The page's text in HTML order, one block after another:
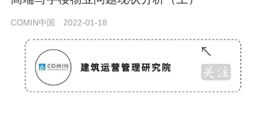
COMIN中国 2022-01-18